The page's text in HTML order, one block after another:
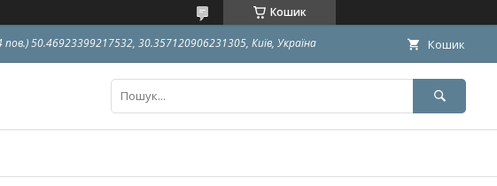
Кошик
пов.) 50.46923399217532, 30.357120906231305, Київ, Україна Кошик